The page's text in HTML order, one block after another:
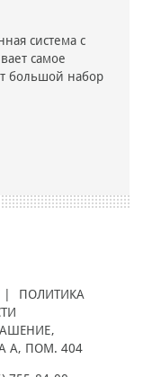
система с
самое
большой набор
|
ПОЛИТИКА
,
А, ПОМ. 404